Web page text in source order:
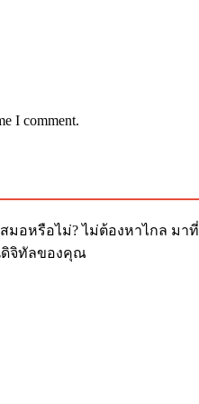
I comment.
มอหรือไม่? ไม่ต้องหาไกล มาที่
ดิจิทัลของคุณ